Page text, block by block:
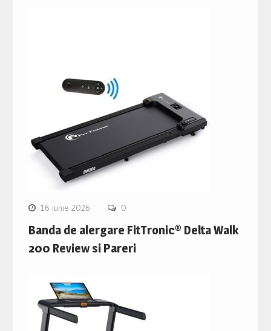
16 iunie 2026 0
Banda de alergare FitTronic® Delta Walk
200 Review si Pareri